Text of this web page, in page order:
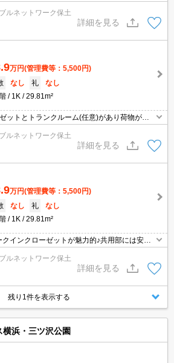
ロック付きでセキュリティー面にも配慮した
ームセキュリティにも加入できます！
ルネットワーク保土
詳細を見る
万円(管理費等：5,500円)
なし 礼
なし
1K 29.81m²
ットとトランクルーム(任意)があり荷物が多
ムホームセキュリティ任意契約可！共用部はオ
ラ付き！洋室は8.5帖のゆとりある広さです☆
ルネットワーク保土
詳細を見る
万円(管理費等：5,500円)
なし 礼
なし
1K 29.81m²
インクローゼットが魅力的♪共用部には安心
ており、ホームセキュリティも任意契約でき
ネット使用料無料☆彡
ルネットワーク保土
詳細を見る
残り1件を表示する
横浜・三ツ沢公園